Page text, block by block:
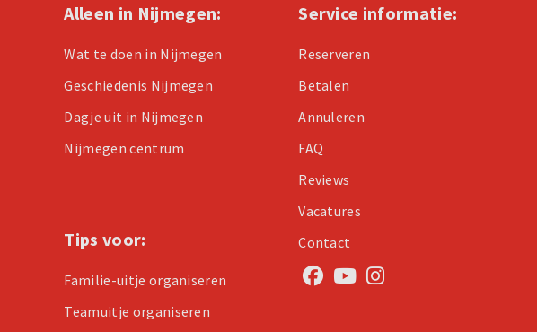
Alleen in Nijmegen:
Wat te doen in Nijmegen
Geschiedenis Nijmegen
Dagje uit in Nijmegen
Nijmegen centrum
Tips voor:
Familie-uitje organiseren
Teamuitje organiseren
Service informatie:
Reserveren
Betalen
Annuleren
FAQ
Reviews
Vacatures
Contact